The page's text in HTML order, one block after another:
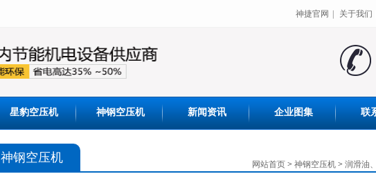
神捷官网 关于我们
星豹空压机 神钢空压机 新闻资讯 企业图集 联
网站首页 > 神钢空压机 > 润滑油
神钢空压机